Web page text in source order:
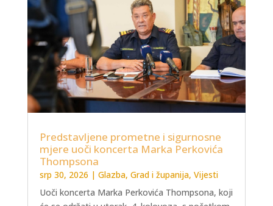
Predstavljene prometne i sigurnosne
mjere uoči koncerta Marka Perkovića
Thompsona
srp 30, 2026 | Glazba, Grad i županija, Vijesti
Uoči koncerta Marka Perkovića Thompsona, koji